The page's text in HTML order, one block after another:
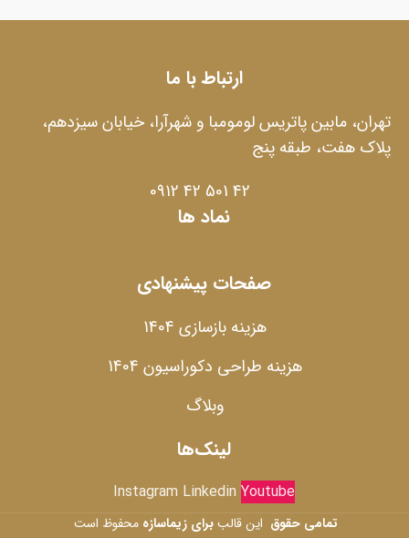
ارتباط با ما
تهران، مابین پاتریس لومومبا و شهرآرا، خیابان سیزدهم،
پلاک هفت، طبقه پنج
42 501 42 0912
نماد ها
صفحات پیشنهادی
هزینه بازسازی 1404
هزینه طراحی دکوراسیون 1404
وبلاگ
لینک‌ها
Instagram Linkedin Youtube
تمامی حقوق این قالببرای زیماسازه محفوظ است